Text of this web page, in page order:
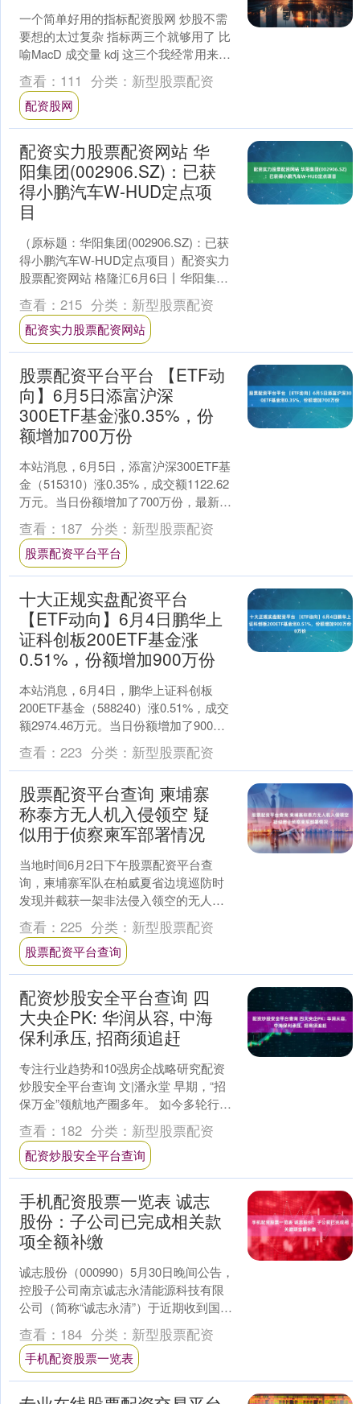
一个简单好用的指标配资股网 炒股不需
要想的太过复杂 指标两三个就够用了 比
喻MacD 成交量 kdj 这三个我经常用来判
断趋势的 经典股票技术分析--MACD指....
查看： 111 分类： 新型股票配资
配资股网
配资实力股票配资网站 华
阳集团(002906.SZ)：已获
得小鹏汽车W-HUD定点项
目
（原标题：华阳集团(002906.SZ)：已获
得小鹏汽车W-HUD定点项目）配资实力
股票配资网站 格隆汇6月6日丨华阳集团
(002906.SZ)在互动平台表示配....
查看： 215 分类： 新型股票配资
配资实力股票配资网站
股票配资平台平台 【ETF动
向】6月5日添富沪深
300ETF基金涨0.35%，份
额增加700万份
本站消息，6月5日，添富沪深300ETF基
金（515310）涨0.35%，成交额1122.62
万元。当日份额增加了700万份，最新份
额为2.59亿份，近20个交....
查看： 187 分类： 新型股票配资
股票配资平台平台
十大正规实盘配资平台
【ETF动向】6月4日鹏华上
证科创板200ETF基金涨
0.51%，份额增加900万份
本站消息，6月4日，鹏华上证科创板
200ETF基金（588240）涨0.51%，成交
额2974.46万元。当日份额增加了900万
份，最新份额为3.18亿份，近2....
查看： 223 分类： 新型股票配资
股票配资平台查询 柬埔寨
称泰方无人机入侵领空 疑
似用于侦察柬军部署情况
当地时间6月2日下午股票配资平台查
询，柬埔寨军队在柏威夏省边境巡防时
发现并截获一架非法侵入领空的无人
机，柬埔寨军方初步判定该无人机由泰
国军方操控，疑似用于侦察柬....
查看： 225 分类： 新型股票配资
股票配资平台查询
配资炒股安全平台查询 四
大央企PK: 华润从容, 中海
保利承压, 招商须追赶
专注行业趋势和10强房企战略研究配资
炒股安全平台查询 文|潘永堂 早期，“招
保万金”领航地产圈多年。 如今多轮行业
洗牌后，此刻 “万、金”掉队，“中、华”崛
起。....
查看： 182 分类： 新型股票配资
配资炒股安全平台查询
手机配资股票一览表 诚志
股份：子公司已完成相关款
项全额补缴
诚志股份（000990）5月30日晚间公告，
控股子公司南京诚志永清能源科技有限
公司（简称“诚志永清”）于近期收到国家
税务总局南京市税务局稽查局《税务事
项通知书》....
查看： 184 分类： 新型股票配资
手机配资股票一览表